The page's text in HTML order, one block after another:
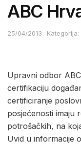
ABC
25/04/2013 Kategorija:
Upravni odbor
certifikaciju
certificiranje
posjećenosti imaju
potrošačkih, na
Uvid u informacije